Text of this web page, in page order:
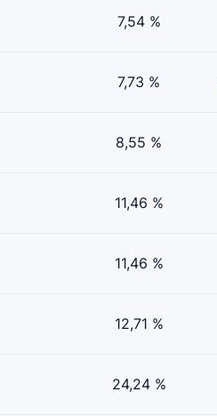
7,54 %
7,73 %
8,55 %
11,46 %
11,46 %
12,71 %
24,24 %